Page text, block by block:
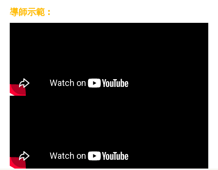
導師示範︰